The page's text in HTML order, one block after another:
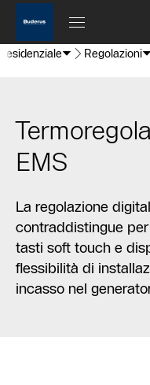
Regolazioni
EMS
La regolazione
contraddistingue
tasti soft touch e
flessibilità di
incasso nel